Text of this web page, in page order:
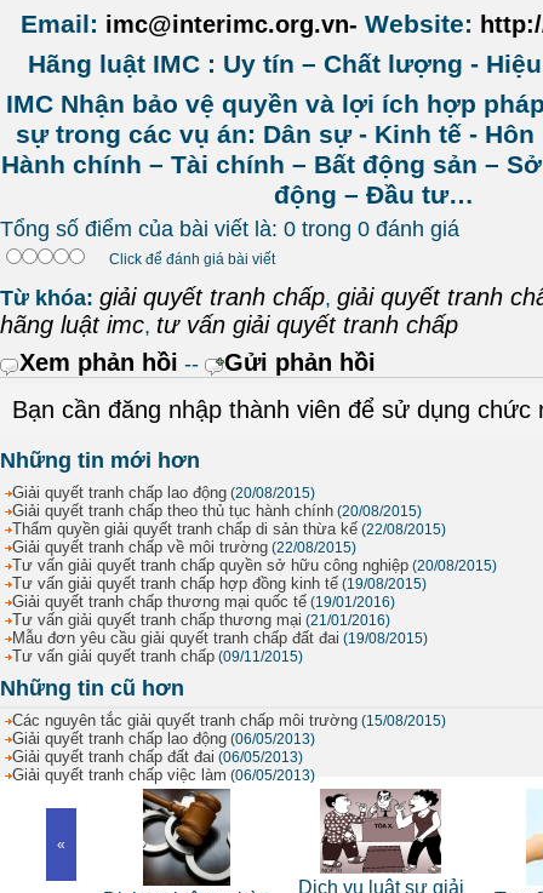
Email: imc@interimc.org.vn- Website:
Hãng luật IMC : Uy tín – Chất lượng -
IMC Nhận bảo vệ quyền và lợi ích hợp
sự trong các vụ án: Dân sự - Kinh tế -
Hành chính – Tài chính – Bất động sản –
động – Đầu tư…
Tổng số điểm của bài viết là: 0 trong 0 đánh giá
Click để đánh giá bài viết
Từ khóa: giải quyết tranh chấp, giải quyết tranh
hãng luật imc, tư vấn giải quyết tranh chấp
Xem phản hồi --
Gửi phản hồi
Bạn cần đăng nhập thành viên để sử dụng chức
Những tin mới hơn
Giải quyết tranh chấp lao động (20/08/2015)
Giải quyết tranh chấp theo thủ tục hành chính (20/08/2015)
Thẩm quyền giải quyết tranh chấp di sản thừa kế (22/08/2015)
Giải quyết tranh chấp về môi trường (22/08/2015)
Tư vấn giải quyết tranh chấp quyền sở hữu công nghiệp (20/08/2015)
Tư vấn giải quyết tranh chấp hợp đồng kinh tế (19/08/2015)
Giải quyết tranh chấp thương mại quốc tế (19/01/2016)
Tư vấn giải quyết tranh chấp thương mại (21/01/2016)
Mẫu đơn yêu cầu giải quyết tranh chấp đất đai (19/08/2015)
Tư vấn giải quyết tranh chấp (09/11/2015)
Những tin cũ hơn
Các nguyên tắc giải quyết tranh chấp môi trường (15/08/2015)
Giải quyết tranh chấp lao động (06/05/2013)
Giải quyết tranh chấp đất đai (06/05/2013)
Giải quyết tranh chấp việc làm (06/05/2013)
«
riêng
Dịch vụ luật sư giải